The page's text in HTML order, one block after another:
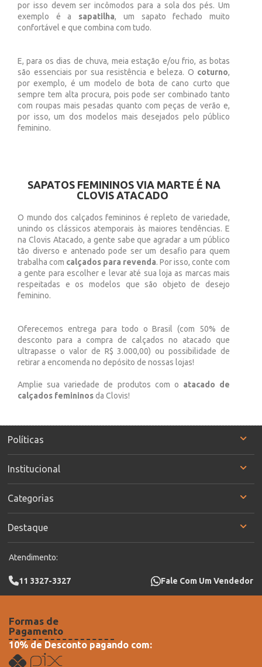
por isso devem ser incômodos para a sola dos pés. Um
exemplo é a sapatilha, um sapato fechado muito
confortável e que combina com tudo.
E, para os dias de chuva, meia estação e/ou frio, as botas
são essenciais por sua resistência e beleza. O coturno,
por exemplo, é um modelo de bota de cano curto que
sempre tem alta procura, pois pode ser combinado tanto
com roupas mais pesadas quanto com peças de verão e,
por isso, um dos modelos mais desejados pelo público
feminino.
SAPATOS FEMININOS VIA MARTE É NA
CLOVIS ATACADO
O mundo dos calçados femininos é repleto de variedade,
unindo os clássicos atemporais às maiores tendências. E
na Clovis Atacado, a gente sabe que agradar a um público
tão diverso e antenado pode ser um desafio para quem
trabalha com calçados para revenda. Por isso, conte com
a gente para escolher e levar até sua loja as marcas mais
respeitadas e os modelos que são objeto de desejo
feminino.
Oferecemos entrega para todo o Brasil (com 50% de
desconto para a compra de calçados no atacado que
ultrapasse o valor de R$ 3.000,00) ou possibilidade de
retirar a encomenda no depósito de nossas lojas!
Amplie sua variedade de produtos com o atacado de
calçados femininosda Clovis!
Políticas
Institucional
Categorias
Destaque
Atendimento:
11 3327-3327 Fale Com Um Vendedor
Formas de
Pagamento
10% de Desconto pagando com: